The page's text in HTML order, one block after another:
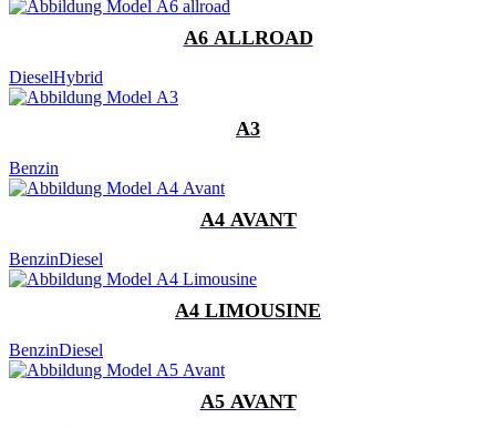
A6 ALLROAD
DieselHybrid
A3
Benzin
A4 AVANT
BenzinDiesel
A4 LIMOUSINE
BenzinDiesel
A5 AVANT